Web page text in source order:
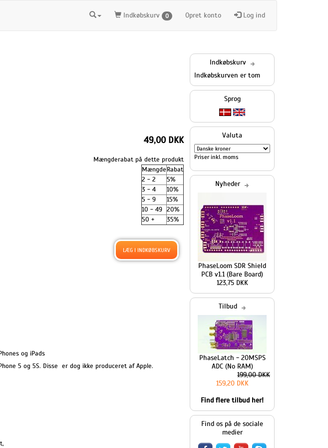
Indkøbskurv 0 Opret konto Log ind
49,00 DKK
Mængderabat på dette produkt
MængdeRabat
2 - 2
5%
3 - 4
10%
5 - 9
15%
10 - 49 20%
50 +
35%
og iPads
5 og 5S. Disse er dog ikke produceret af Apple.
,
Indkøbskurv
Indkøbskurven er tom
Sprog
Valuta
Priser inkl. moms
Nyheder
PhaseLoom SDR Shield
PCB v1.1 (Bare Board)
123,75 DKK
Tilbud
PhaseLatch - 20MSPS
ADC (No RAM)
199,00 DKK
159,20 DKK
Find flere tilbud her!
Find os på de sociale
medier